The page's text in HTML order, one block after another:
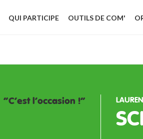
QUI PARTICIPE OUTILS DE COM'
C'est l'occasion !